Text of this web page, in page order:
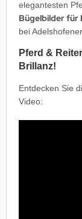
elegantesten
Bügelbilder für
bei
Pferd &
Brillanz!
Entdecken Sie
Video: